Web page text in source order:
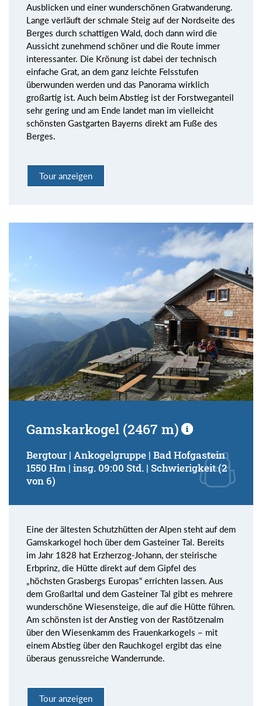
Ausblicken und einer wunderschönen Gratwanderung.
Lange verläuft der schmale Steig auf der Nordseite des
Berges durch schattigen Wald, doch dann wird die
Aussicht zunehmend schöner und die Route immer
interessanter. Die Krönung ist dabei der technisch
einfache Grat, an dem ganz leichte Felsstufen
überwunden werden und das Panorama wirklich
großartig ist. Auch beim Abstieg ist der Forstweganteil
sehr gering und am Ende landet man im vielleicht
schönsten Gastgarten Bayerns direkt am Fuße des
Berges.
Tour anzeigen
Gamskarkogel (2467 m)
Bergtour | Ankogelgruppe | Bad Hofgastein
1550 Hm | insg. 09:00 Std. | Schwierigkeit (2
von 6)
Eine der ältesten Schutzhütten der Alpen steht auf dem
Gamskarkogel hoch über dem Gasteiner Tal. Bereits
im Jahr 1828 hat Erzherzog-Johann, der steirische
Erbprinz, die Hütte direkt auf dem Gipfel des
„höchsten Grasbergs Europas“ errichten lassen. Aus
dem Großarltal und dem Gasteiner Tal gibt es mehrere
wunderschöne Wiesensteige, die auf die Hütte führen.
Am schönsten ist der Anstieg von der Rastötzenalm
über den Wiesenkamm des Frauenkarkogels – mit
einem Abstieg über den Rauchkogel ergibt das eine
überaus genussreiche Wanderrunde.
Tour anzeigen